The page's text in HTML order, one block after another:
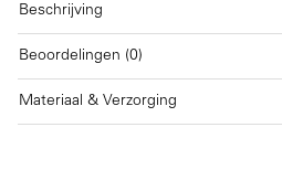
Beschrijving
Beoordelingen (0)
Materiaal & Verzorging